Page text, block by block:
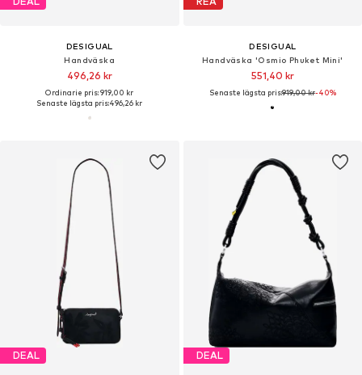
DESIGUAL
Handväska
496,26 kr
Ordinarie pris: 919,00 kr
Senaste lägsta pris:496,26 kr
DESIGUAL
Handväska 'Osmio Phuket Mini'
551,40 kr
Senaste lägsta pris:919,00 kr-40%
DEAL DEAL